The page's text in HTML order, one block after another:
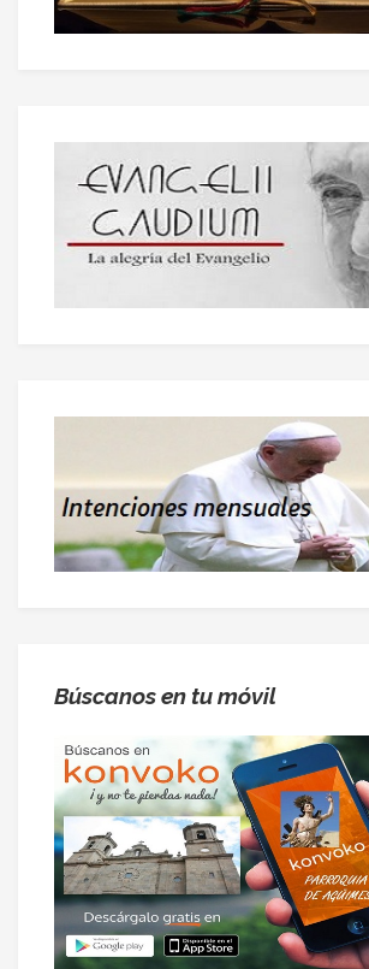
Búscanos en tu móvil